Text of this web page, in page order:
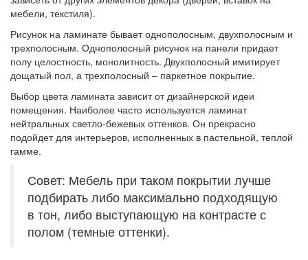
мебели, текстиля).
Рисунок на ламинате бывает однополосным, двухполосным и
трехполосным. Однополосный рисунок на панели придает
полу целостность, монолитность. Двухполосный имитирует
дощатый пол, а трехполосный – паркетное покрытие.
Выбор цвета ламината зависит от дизайнерской идеи
помещения. Наиболее часто используется ламинат
нейтральных светло-бежевых оттенков. Он прекрасно
подойдет для интерьеров, исполненных в пастельной, теплой
гамме.
Совет: Мебель при таком покрытии лучше
подбирать либо максимально подходящую
в тон, либо выступающую на контрасте с
полом (темные оттенки).